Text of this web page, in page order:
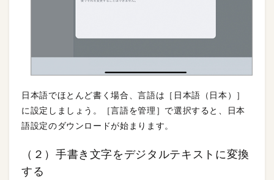
日本語でほとんど書く場合、言語は［日本語（日本）］
に設定しましょう。［言語を管理］で選択すると、日本
語設定のダウンロードが始まります。
（２）手書き文字をデジタルテキストに変換
する